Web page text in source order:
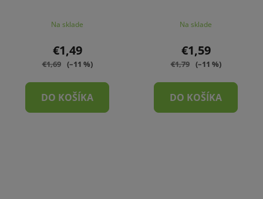
Na sklade
€1,49
€1,69 (–11 %)
DO KOŠÍKA
Na sklade
€1,59
€1,79 (–11 %)
DO KOŠÍKA